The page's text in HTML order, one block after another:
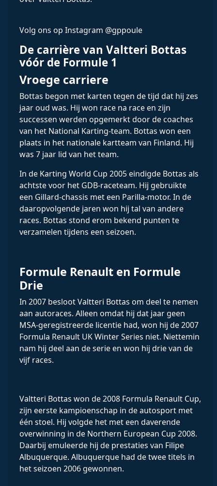
Volg ons op Instagram @gppoule
De carrière van Valtteri Bottas
vóór de Formule 1
Vroege carriere
Bottas begon met karten tegen de tijd dat hij zes
jaar oud was. Hij won race na race en zijn
successen werden opgemerkt door de coaches
van het National Karting-team. Bottas won een
plaats in het nationale kartteam van Finland. Hij
was 7 jaar lid van het team.
In de Karting World Cup 2005 eindigde Bottas als
achtste voor het GDB-raceteam. Hij gebruikte
een Gillard-chassis met een Parilla-motor. In de
daaropvolgende jaren won hij tal van andere
races. Bottas stond erom bekend punten te
verzamelen tijdens een seizoen.
Formule Renault en Formule
Drie
In 2007 besloot Valtteri Bottas om deel te nemen
aan autoraces. Alleen omdat hij dat jaar geen
MSA-geregistreerde licentie had, won hij de 2007
Formula Renault UK Winter Series niet. Niettemin
nam hij deel aan de serie en won hij drie van de
vijf races.
Valtteri Bottas won de 2008 Formula Renault Cup,
zijn eerste kampioenschap in de autosport met
één stoel. Hij volgde het met een daverende
overwinning in de Northern European Cup 2008.
Daarbij emuleerde hij de prestaties van Filipe
Albuquerque. Albuquerque had de twee titels in
het seizoen 2006 gewonnen.